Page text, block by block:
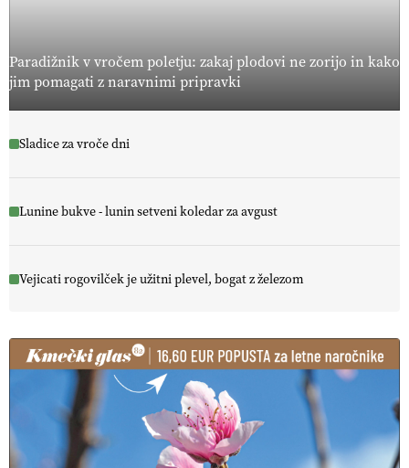
Paradižnik v vročem poletju: zakaj plodovi ne zorijo in kako
jim pomagati z naravnimi pripravki
Sladice za vroče dni
Lunine bukve - lunin setveni koledar za avgust
Vejicati rogovilček je užitni plevel, bogat z železom